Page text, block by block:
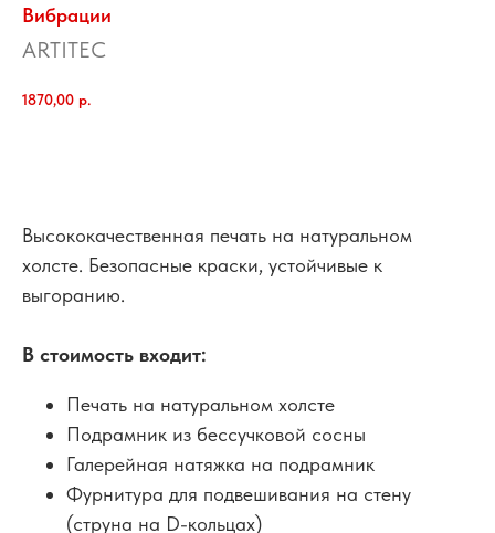
Вибрации
ARTITEC
1870,00 р.
Высококачественная печать на натуральном
холсте. Безопасные краски, устойчивые к
выгоранию.
В стоимость входит:
Печать на натуральном холсте
Подрамник из бессучковой сосны
Галерейная натяжка на подрамник
Фурнитура для подвешивания на стену
(струна на D-кольцах)